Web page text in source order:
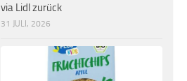
via Lidl zurück
31 JULI, 2026